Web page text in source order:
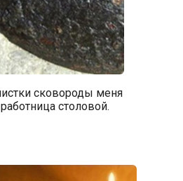
сковороды меня
столовой.